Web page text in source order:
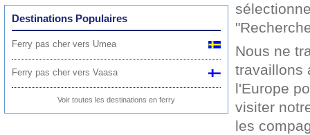
Destinations Populaires
Ferry pas cher vers Umea
Ferry pas cher vers Vaasa
Voir toutes les destinations en ferry
Nous ne
travaillons
l'Europe
visiter
les